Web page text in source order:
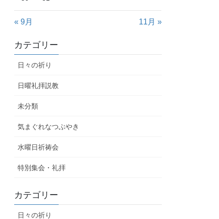
« 9月 11月 »
カテゴリー
日々の祈り
日曜礼拝説教
未分類
気まぐれなつぶやき
水曜日祈祷会
特別集会・礼拝
カテゴリー
日々の祈り